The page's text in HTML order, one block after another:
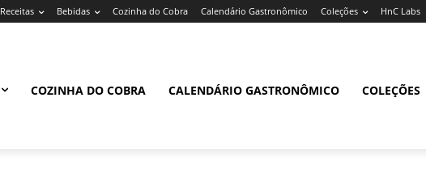
Receitas Bebidas Cozinha do Cobra Calendário Gastronômico Coleções HnC Labs
COZINHA DO COBRA CALENDÁRIO GASTRONÔMICO COLEÇÕES